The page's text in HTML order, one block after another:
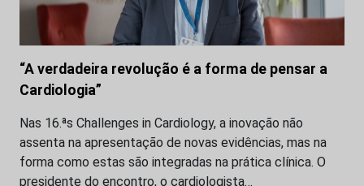
“A verdadeira revolução é a forma de pensar a
Cardiologia”
Nas 16.ªs Challenges in Cardiology, a inovação não
assenta na apresentação de novas evidências, mas na
forma como estas são integradas na prática clínica. O
presidente do encontro, o cardiologista…